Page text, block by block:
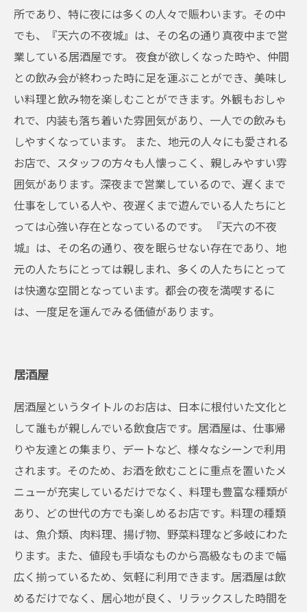
所であり、特に夜には多くの人々で賑わいます。その中
でも、『天六の不夜城』は、その名の通り真夜中まで営
業している居酒屋です。 夜食が欲しくなった時や、仲間
との飲み会が終わった時に足を運ぶことができ、美味し
い料理と飲み物を楽しむことができます。外観もおしゃ
れで、内装も落ち着いた雰囲気があり、一人での飲みも
しやすくなっています。 また、地元の人々にも愛される
お店で、スタッフの方々も人懐っこく、親しみやすい雰
囲気があります。深夜まで営業しているので、遅くまで
仕事をしている人や、夜遅くまで遊んでいる人たちにと
っては心強い存在となっているのです。 『天六の不夜
城』は、その名の通り、夜を眠らせない存在であり、地
元の人たちにとっては親しまれ、多くの人たちにとって
は快適な空間となっています。都会の夜を満喫するに
は、一度足を運んでみる価値があります。
居酒屋
居酒屋というタイトルのお店は、日本に根付いた文化と
して誰もが親しんでいる飲食店です。居酒屋は、仕事帰
りや友達との集まり、デートなど、様々なシーンで利用
されます。そのため、お酒を飲むことに重点を置いたメ
ニューが充実しているだけでなく、料理も豊富な種類が
あり、どの世代の方でも楽しめるお店です。料理の種類
は、魚介類、肉料理、揚げ物、野菜料理など多岐にわた
ります。また、値段も手頃なものから高級なものまで幅
広く揃っているため、気軽に利用できます。居酒屋は飲
めるだけでなく、居心地が良く、リラックスした時間を